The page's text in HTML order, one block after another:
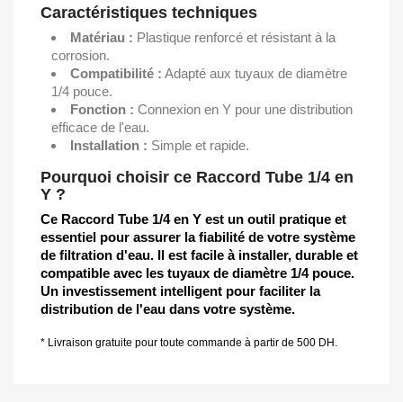
Caractéristiques techniques
Matériau : Plastique renforcé et résistant à la
corrosion.
Compatibilité : Adapté aux tuyaux de diamètre
1/4 pouce.
Fonction : Connexion en Y pour une distribution
efficace de l'eau.
Installation : Simple et rapide.
Pourquoi choisir ce Raccord Tube 1/4 en
Y ?
Ce Raccord Tube 1/4 en Y est un outil pratique et
essentiel pour assurer la fiabilité de votre système
de filtration d'eau. Il est facile à installer, durable et
compatible avec les tuyaux de diamètre 1/4 pouce.
Un investissement intelligent pour faciliter la
distribution de l'eau dans votre système.
* Livraison gratuite pour toute commande à partir de 500 DH.